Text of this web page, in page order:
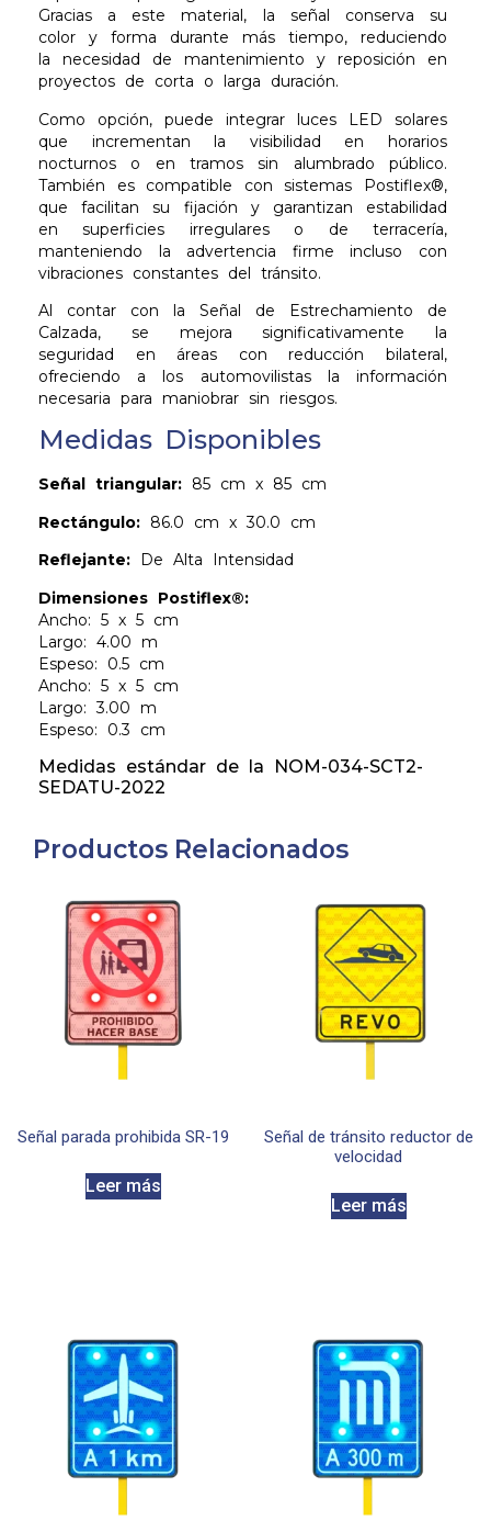
Gracias a este material, la señal conserva su
color y forma durante más tiempo, reduciendo
la necesidad de mantenimiento y reposición en
proyectos de corta o larga duración.
Como opción, puede integrar luces LED solares
que incrementan la visibilidad en horarios
nocturnos o en tramos sin alumbrado público.
También es compatible con sistemas Postiflex®,
que facilitan su fijación y garantizan estabilidad
en superficies irregulares o de terracería,
manteniendo la advertencia firme incluso con
vibraciones constantes del tránsito.
Al contar con la Señal de Estrechamiento de
Calzada, se mejora significativamente la
seguridad en áreas con reducción bilateral,
ofreciendo a los automovilistas la información
necesaria para maniobrar sin riesgos.
Medidas Disponibles
Señal triangular: 85 cm x 85 cm
Rectángulo: 86.0 cm x 30.0 cm
Reflejante: De Alta Intensidad
Dimensiones Postiflex®:
Ancho: 5 x 5 cm
Largo: 4.00 m
Espeso: 0.5 cm
Ancho: 5 x 5 cm
Largo: 3.00 m
Espeso: 0.3 cm
Medidas estándar de la NOM-034-SCT2-
SEDATU-2022
Productos Relacionados
Señal parada prohibida SR-19
Leer más
Señal de tránsito reductor de
velocidad
Leer más